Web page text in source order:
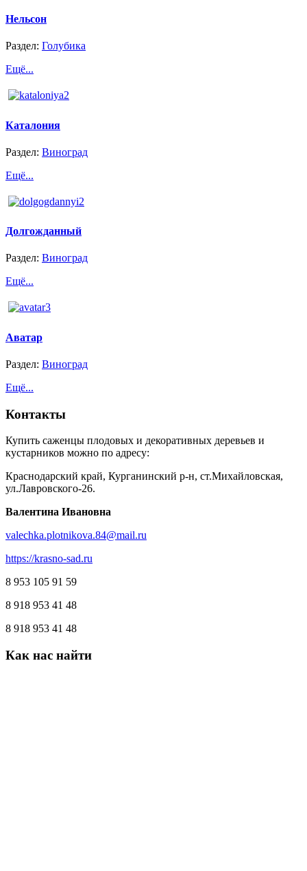
Нельсон
Раздел: Голубика
Ещё...
Каталония
Раздел: Виноград
Ещё...
Долгожданный
Раздел: Виноград
Ещё...
Аватар
Раздел: Виноград
Ещё...
Контакты
Купить саженцы плодовых и декоративных деревьев и
кустарников можно по адресу:
Краснодарский край, Курганинский р-н, ст.Михайловская,
ул.Лавровского-26.
Валентина Ивановна
valechka.plotnikova.84@mail.ru
https://krasno-sad.ru
8 953 105 91 59
8 918 953 41 48
8 918 953 41 48
Как нас найти